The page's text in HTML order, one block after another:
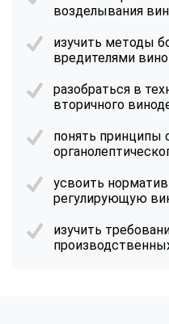
возделывания
изучить методы
вредителями
разобраться в
вторичного
понять принципы
усвоить
регулирующую
изучить